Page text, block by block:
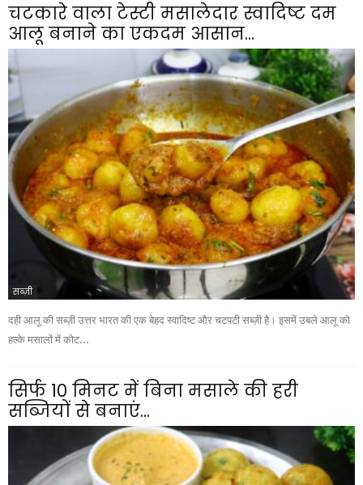
चटकारे वाला टेस्टी मसालेदार स्वादिष्ट दम
आलू बनाने का एकदम आसान...
सब्ज़ी
दही आलू की सब्ज़ी उत्तर भारत की एक बेहद स्वादिष्ट और चटपटी सब्ज़ी है। इसमें उबले आलू को
हल्के मसालों में कोट...
सिर्फ 10 मिनट में बिना मसाले की हरी
सब्जियों से बनाएं...